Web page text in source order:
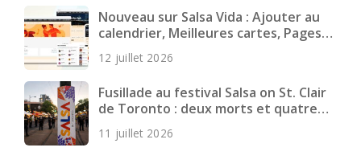
Nouveau sur Salsa Vida : Ajouter au
calendrier, Meilleures cartes, Pages
plus rapides et plus encore
12 juillet 2026
Fusillade au festival Salsa on St. Clair
de Toronto : deux morts et quatre
blessés
11 juillet 2026